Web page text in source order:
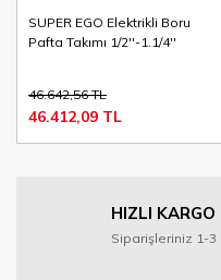
SUPER EGO Elektrikli Boru
Pafta Takımı 1/2''-1.1/4''
46.642,56 TL
46.412,09 TL
HIZLI KARGO
Siparişleriniz 1-3